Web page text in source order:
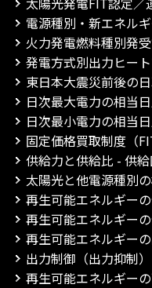
電源種別・新エネル
火力発電燃料種別発
発電方式別出力ヒー
東日本大震災前後の
日次最大電力の相当
日次最小電力の相当
固定価格買取制度（
供給力と供給比 - 供
太陽光と他電源種別
再生可能エネルギー
再生可能エネルギー
再生可能エネルギー
出力制御（出力抑制
再生可能エネルギー